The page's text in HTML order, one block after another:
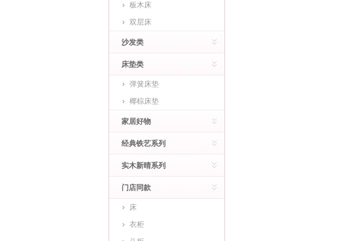
板木床
双层床
沙发类
床垫类
弹簧床垫
椰棕床垫
家居好物
经典铁艺系列
实木新晴系列
门店同款
床
衣柜